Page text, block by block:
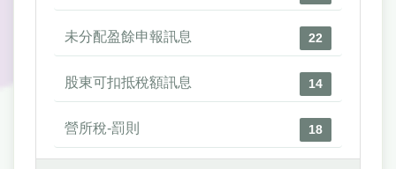
未分配盈餘申報訊息 22
股東可扣抵稅額訊息 14
營所稅-罰則 18